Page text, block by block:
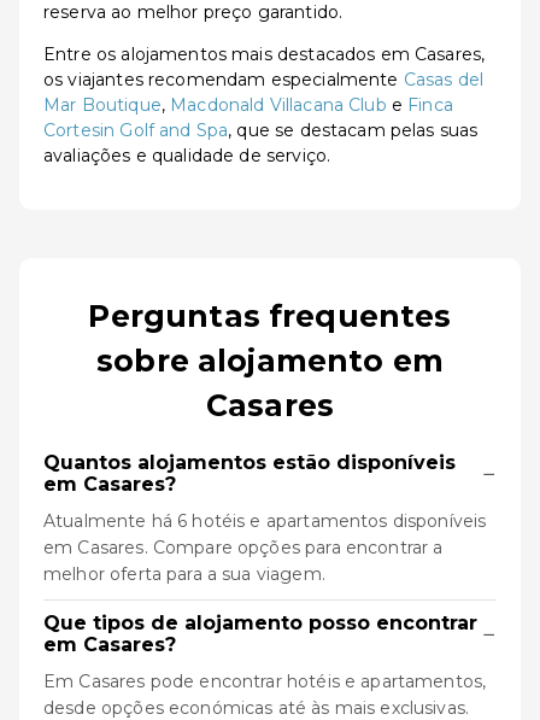
reserva ao melhor preço garantido.
Entre os alojamentos mais destacados em Casares,
os viajantes recomendam especialmente Casas del
Mar Boutique, Macdonald Villacana Club e Finca
Cortesin Golf and Spa, que se destacam pelas suas
avaliações e qualidade de serviço.
Perguntas frequentes
sobre alojamento em
Casares
Quantos alojamentos estão disponíveis
em Casares?
−
Atualmente há 6 hotéis e apartamentos disponíveis
em Casares. Compare opções para encontrar a
melhor oferta para a sua viagem.
Que tipos de alojamento posso encontrar
em Casares?
−
Em Casares pode encontrar hotéis e apartamentos,
desde opções económicas até às mais exclusivas.